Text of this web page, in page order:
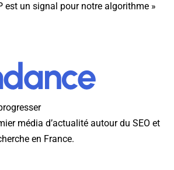
est un signal pour notre algorithme »
média d’actualité autour du SEO et
en France.